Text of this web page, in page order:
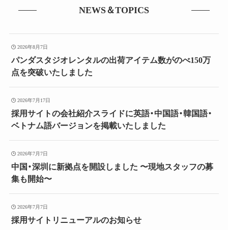
NEWS＆TOPICS
2026年8月7日
パンダスタジオレンタルの出荷アイテム数がのべ150万
点を突破いたしました
2026年7月17日
採用サイトの会社紹介スライドに英語・中国語・韓国語・
ベトナム語バージョンを掲載いたしました
2026年7月7日
中国・深圳に新拠点を開設しました 〜現地スタッフの募
集も開始〜
2026年7月7日
採用サイトリニューアルのお知らせ